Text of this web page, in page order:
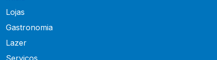
Lojas
Gastronomia
Lazer
Serviços